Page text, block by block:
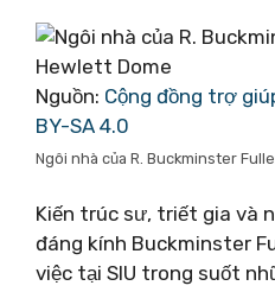
Nguồn: Cộng đồng trợ
BY-SA 4.0
Ngôi nhà của R. Buckminster
Kiến trúc sư, triết gia và
đáng kính Buckminster
việc tại SIU trong suốt